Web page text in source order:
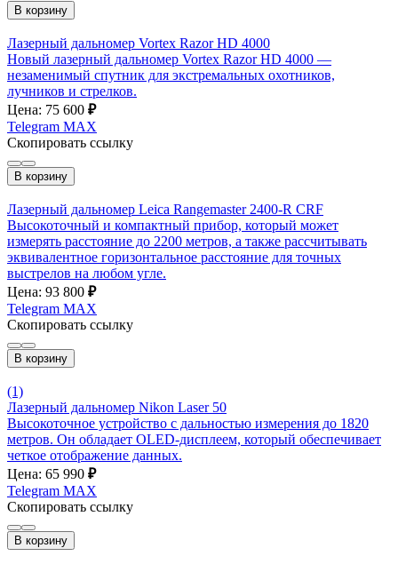
В корзину
Лазерный дальномер Vortex Razor HD 4000
Новый лазерный дальномер Vortex Razor HD 4000 —
незаменимый спутник для экстремальных охотников,
лучников и стрелков.
Цена: 75 600 ₽
Telegram MAX
Скопировать ссылку
В корзину
Лазерный дальномер Leica Rangemaster 2400-R CRF
Высокоточный и компактный прибор, который может
измерять расстояние до 2200 метров, а также рассчитывать
эквивалентное горизонтальное расстояние для точных
выстрелов на любом угле.
Цена: 93 800 ₽
Telegram MAX
Скопировать ссылку
В корзину
(1)
Лазерный дальномер Nikon Laser 50
Высокоточное устройство с дальностью измерения до 1820
метров. Он обладает OLED-дисплеем, который обеспечивает
четкое отображение данных.
Цена: 65 990 ₽
Telegram MAX
Скопировать ссылку
В корзину